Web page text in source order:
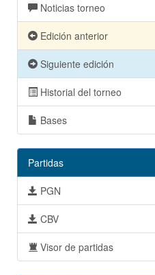
Noticias torneo
Edición anterior
Siguiente edición
Historial del torneo
Bases
Partidas
PGN
CBV
Visor de partidas